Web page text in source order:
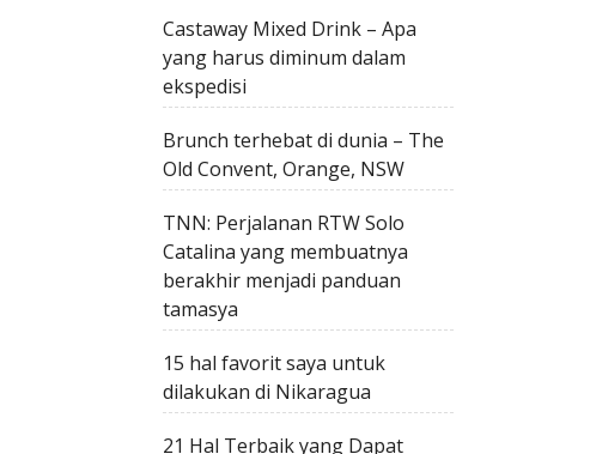
Castaway Mixed Drink – Apa
yang harus diminum dalam
ekspedisi
Brunch terhebat di dunia – The
Old Convent, Orange, NSW
TNN: Perjalanan RTW Solo
Catalina yang membuatnya
berakhir menjadi panduan
tamasya
15 hal favorit saya untuk
dilakukan di Nikaragua
21 Hal Terbaik yang Dapat